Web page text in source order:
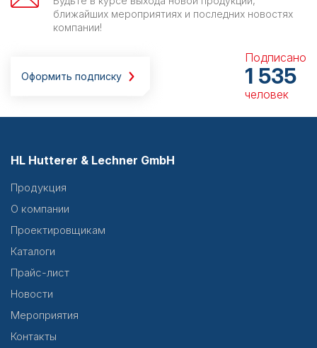
ближайших мероприятиях и последних новостях
компании!
Оформить подписку
Подписано
1 535
человек
HL Hutterer & Lechner GmbH
Продукция
О компании
Проектировщикам
Каталоги
Прайс-лист
Новости
Мероприятия
Контакты